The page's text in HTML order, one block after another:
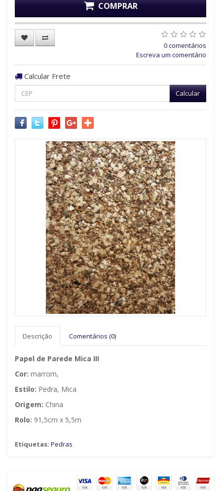
COMPRAR
0 comentários
Escreva um comentário
Calcular Frete
Calcular
Descrição Comentários (0)
Papel de Parede Mica III
Cor: marrom,
Estilo: Pedra, Mica
Origem: China
Rolo: 91,5cm x 5,5m
Etiquetas: Pedras